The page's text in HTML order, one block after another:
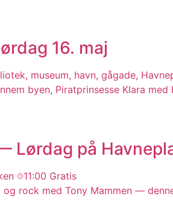
16. maj
museum, havn, gågade,
byen, Piratprinsesse Klara
Lørdag på
11:00 Gratis
rock med Tony Mammen —